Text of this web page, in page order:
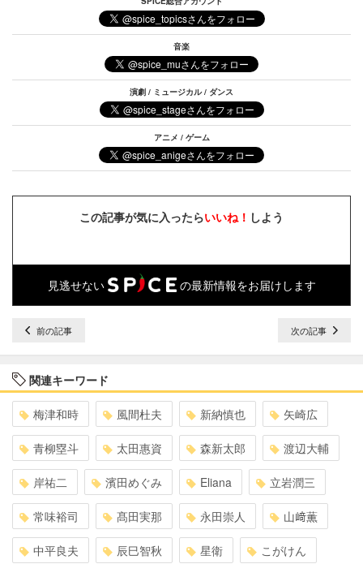
音楽
演劇 / ミュージカル / ダンス
アニメ / ゲーム
この記事が気に入ったらいいね！ しよう
見逃せない の最新情報をお届けします
前の記事 次の記事
関連キーワード
梅津和時 風間杜夫 新納慎也 矢崎広
青柳塁斗 太田惠資 森新太郎 渡辺大輔
岸祐二 濱田めぐみ Eliana 立岩潤三
常味裕司 髙田実那 永田崇人 山﨑薫
中平良夫 辰巳智秋 星衛 こがけん